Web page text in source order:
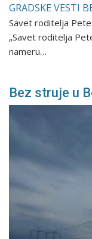
GRADSKE VESTI
Savet roditelja
„Savet roditelja
nameru…
Bez struje u